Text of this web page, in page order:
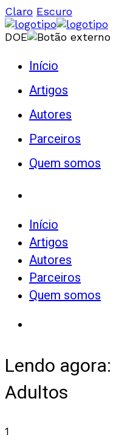
Claro Escuro
DOE
Início
Artigos
Autores
Parceiros
Quem somos
Início
Artigos
Autores
Parceiros
Quem somos
Lendo agora:
Adultos
1